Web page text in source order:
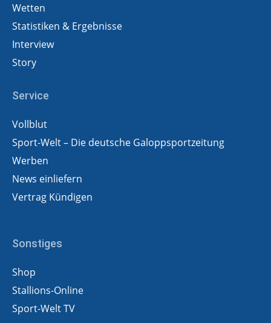
Wetten
Statistiken & Ergebnisse
Interview
Story
Service
Vollblut
Sport-Welt – Die deutsche Galoppsportzeitung
Werben
News einliefern
Vertrag Kündigen
Sonstiges
Shop
Stallions-Online
Sport-Welt TV